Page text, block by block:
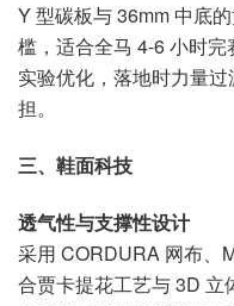
Y 型碳板与 36mm 中底
槛，适合全马 4-6 小时
实验优化，落地时力量
担。
三、鞋面科技
透气性与支撑性设计
采用 CORDURA 网布、
合贾卡提花工艺与 3D